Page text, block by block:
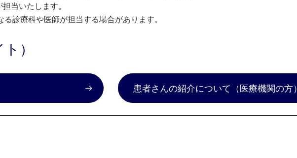
当いたします。
診療科や医師が担当する場合があります。
）
患者さんの紹介について （医療機関の方）